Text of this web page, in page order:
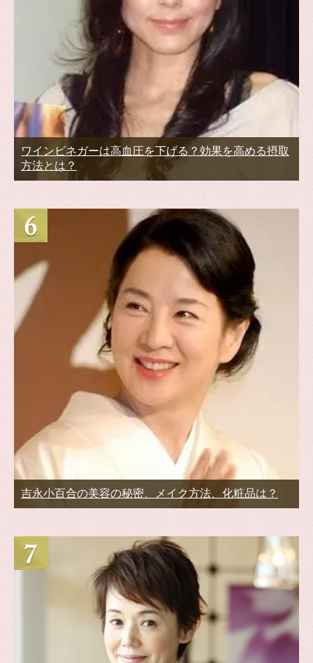
ワインビネガーは高血圧を下げる？効果を高める摂取
方法とは？
吉永小百合の美容の秘密、メイク方法、化粧品は？